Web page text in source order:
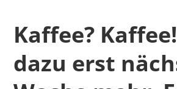
Kaffee?
dazu erst